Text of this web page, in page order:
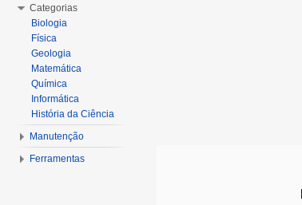
Categorias
Biologia
Física
Geologia
Matemática
Química
Informática
História da Ciência
Manutenção
Ferramentas